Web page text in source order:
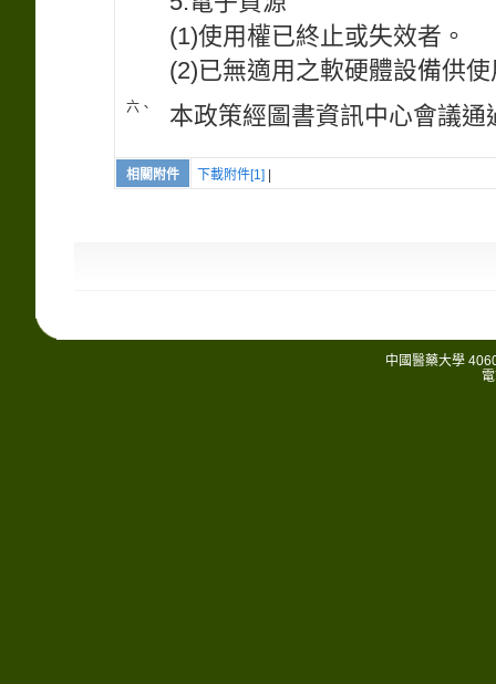
(1)使用權已終止或失效者。
(2)已無適用之軟硬體設備供
六、 本政策經圖書資訊中心會議
相關附件 下載附件[1]
中國醫藥大學